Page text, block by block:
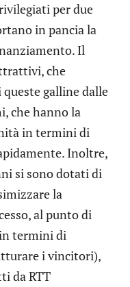
per due
in pancia la
Il
che
galline dalle
che hanno la
in termini di
Inoltre,
si sono dotati di
la
al punto di
termini di
i vincitori),
da RTT